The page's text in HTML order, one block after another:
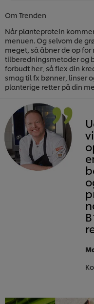
Om Trenden
Når planteprotein
menuen. Og selvom de
meget, så åbner de op for
tilberedningsmetoder og
forbudt her, så flex din
smag til fx bønner, linser
planterige retter på din